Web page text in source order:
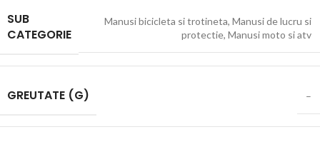
SUB
CATEGORIE
Manusi bicicleta si trotineta, Manusi de lucru si
protectie, Manusi moto si atv
GREUTATE (G) –